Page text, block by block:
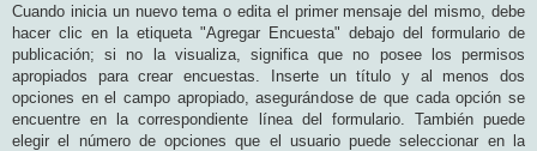
Cuando inicia un nuevo tema o edita el primer mensaje del mismo, debe
hacer clic en la etiqueta "Agregar Encuesta" debajo del formulario de
publicación; si no la visualiza, significa que no posee los permisos
apropiados para crear encuestas. Inserte un título y al menos dos
opciones en el campo apropiado, asegurándose de que cada opción se
encuentre en la correspondiente línea del formulario. También puede
elegir el número de opciones que el usuario puede seleccionar en la